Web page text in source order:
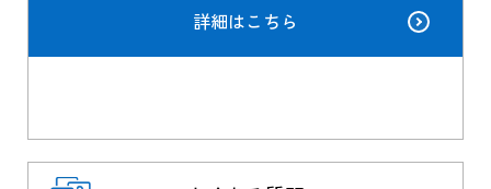
詳細はこちら